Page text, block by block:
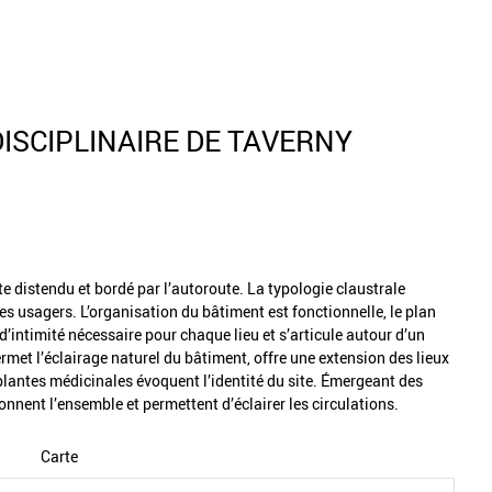
DE TAVERNY
distendu et bordé par l’autoroute. La typologie claustrale
usagers. L’organisation du bâtiment est fonctionnelle, le plan
nécessaire pour chaque lieu et s’articule autour d’un
l’éclairage naturel du bâtiment, offre une extension des lieux
médicinales évoquent l’identité du site. Émergeant des
l’ensemble et permettent d’éclairer les circulations.
Carte